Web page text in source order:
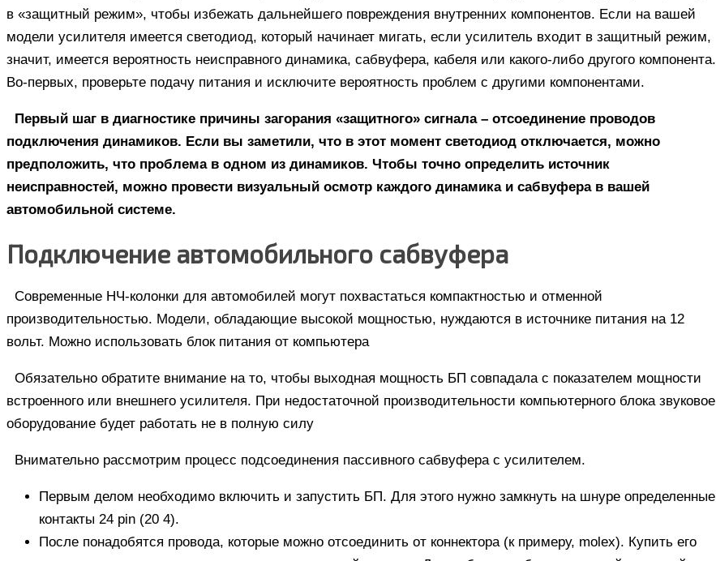
в «защитный режим», чтобы избежать дальнейшего повреждения внутренних компонентов. Если на вашей
модели усилителя имеется светодиод, который начинает мигать, если усилитель входит в защитный режим,
значит, имеется вероятность неисправного динамика, сабвуфера, кабеля или какого-либо другого компонента.
Во-первых, проверьте подачу питания и исключите вероятность проблем с другими компонентами.
Первый шаг в диагностике причины загорания «защитного» сигнала – отсоединение проводов
подключения динамиков. Если вы заметили, что в этот момент светодиод отключается, можно
предположить, что проблема в одном из динамиков. Чтобы точно определить источник
неисправностей, можно провести визуальный осмотр каждого динамика и сабвуфера в вашей
автомобильной системе.
Подключение автомобильного сабвуфера
Современные НЧ-колонки для автомобилей могут похвастаться компактностью и отменной
производительностью. Модели, обладающие высокой мощностью, нуждаются в источнике питания на 12
вольт. Можно использовать блок питания от компьютера
Обязательно обратите внимание на то, чтобы выходная мощность БП совпадала с показателем мощности
встроенного или внешнего усилителя. При недостаточной производительности компьютерного блока звуковое
оборудование будет работать не в полную силу
Внимательно рассмотрим процесс подсоединения пассивного сабвуфера с усилителем.
Первым делом необходимо включить и запустить БП. Для этого нужно замкнуть на шнуре определенные
контакты 24 pin (20 4).
После понадобятся провода, которые можно отсоединить от коннектора (к примеру, molex). Купить его